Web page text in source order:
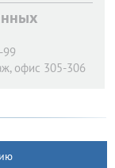
99
офис 305-306